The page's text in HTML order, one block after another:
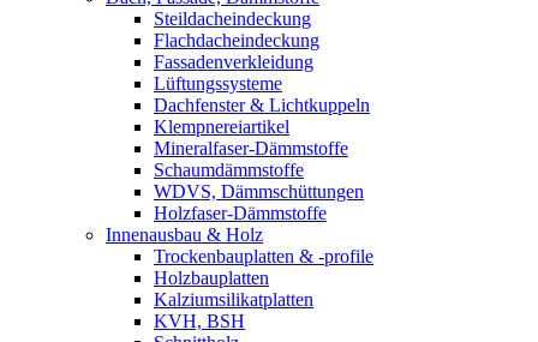
Steildacheindeckung
Flachdacheindeckung
Fassadenverkleidung
Lüftungssysteme
Dachfenster & Lichtkuppeln
Klempnereiartikel
Mineralfaser-Dämmstoffe
Schaumdämmstoffe
WDVS, Dämmschüttungen
Holzfaser-Dämmstoffe
Innenausbau & Holz
Trockenbauplatten & -profile
Holzbauplatten
Kalziumsilikatplatten
KVH, BSH